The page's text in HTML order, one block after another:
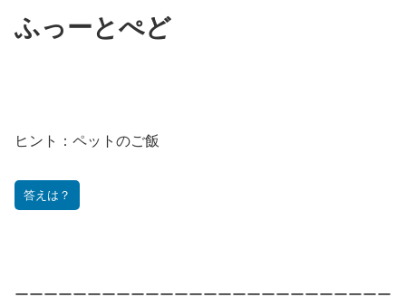
ふっーとぺど
ヒント： ペットのご飯
答えは？